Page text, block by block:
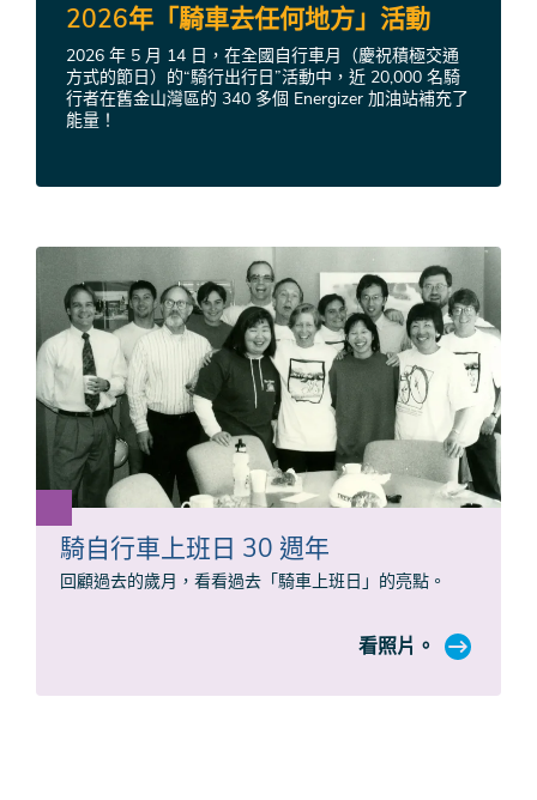
2026年「騎車去任何地方」活動
2026 年 5 月 14 日，在全國自行車月（慶祝積極交通
方式的節日）的“騎行出行日”活動中，近 20,000 名騎
行者在舊金山灣區的 340 多個 Energizer 加油站補充了
能量！
騎自行車上班日 30 週年
回顧過去的歲月，看看過去「騎車上班日」的亮點。
看照片。